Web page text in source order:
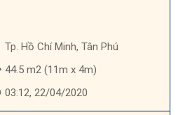
Tp. Hồ Chí Minh, Tân Phú
44.5 m2 (11m x 4m)
03:12, 22/04/2020